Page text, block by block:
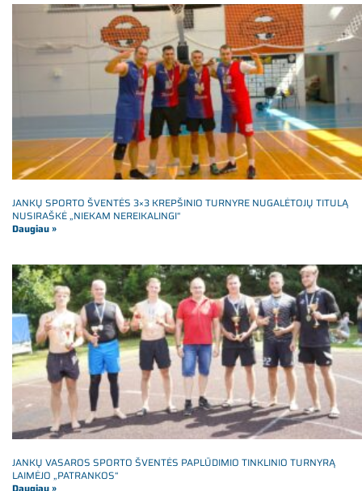
JANKŲ SPORTO ŠVENTĖS 3×3 KREPŠINIO TURNYRE NUGALĖTOJŲ TITULĄ
NUSIRAŠKĖ „NIEKAM NEREIKALINGI“
Daugiau »
JANKŲ VASAROS SPORTO ŠVENTĖS PAPLŪDIMIO TINKLINIO TURNYRĄ
LAIMĖJO „PATRANKOS“